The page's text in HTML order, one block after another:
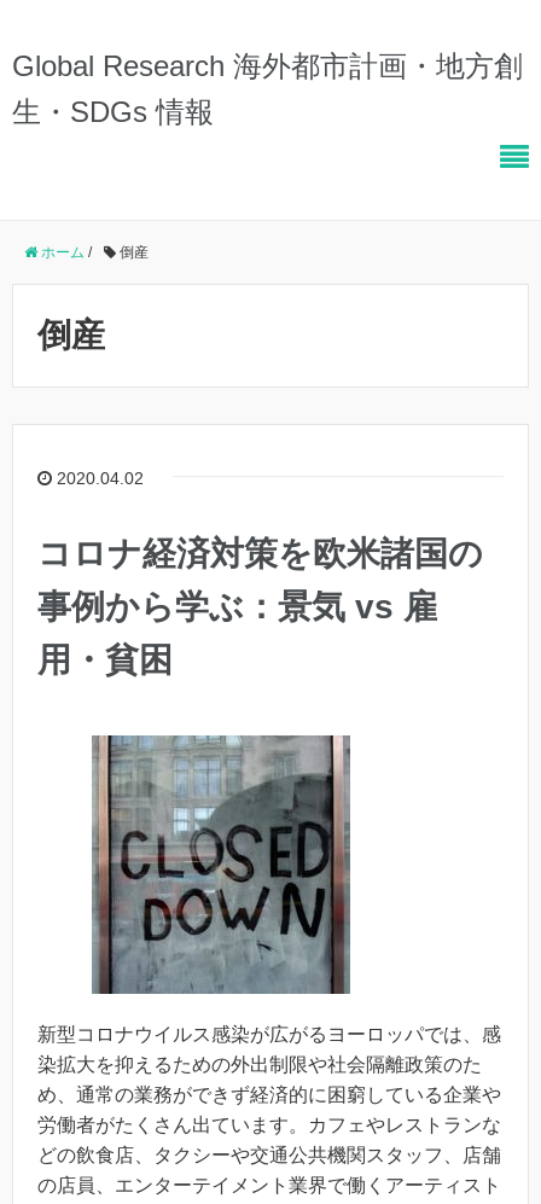
Global Research 海外都市計画・地方創
生・SDGs 情報
ホーム / 倒産
倒産
2020.04.02
コロナ経済対策を欧米諸国の
事例から学ぶ：景気 vs 雇
用・貧困
新型コロナウイルス感染が広がるヨーロッパでは、感
染拡大を抑えるための外出制限や社会隔離政策のた
め、通常の業務ができず経済的に困窮している企業や
労働者がたくさん出ています。カフェやレストランな
どの飲食店、タクシーや交通公共機関スタッフ、店舗
の店員、エンターテイメント業界で働くアーティスト